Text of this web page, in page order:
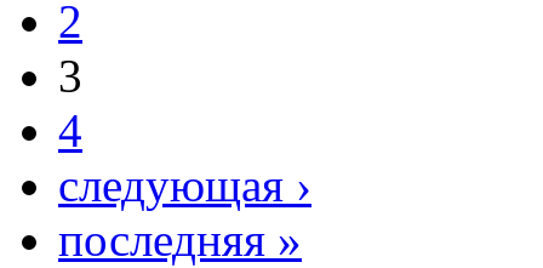
2
3
4
следующая ›
последняя »